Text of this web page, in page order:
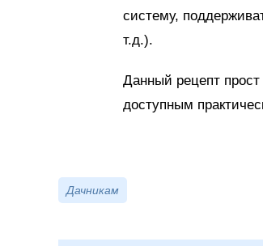
систему,
т.д.).
Данный рецепт
доступным
Дачникам